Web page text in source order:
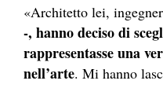
«Architetto lei,
-, hanno deciso di
rappresentasse una
nell’arte. Mi hanno